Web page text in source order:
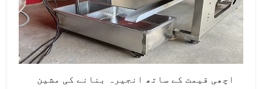
اچھی قیمت کے ساتھ انجیرہ بنانے کی مشین